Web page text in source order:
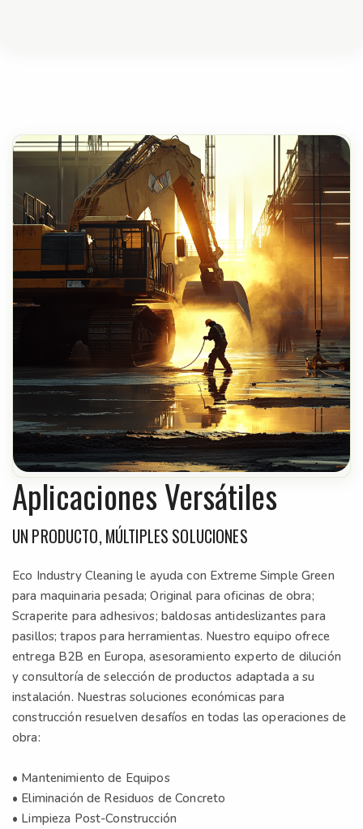
Aplicaciones Versátiles
UN PRODUCTO, MÚLTIPLES SOLUCIONES
Eco Industry Cleaning le ayuda con Extreme Simple Green
para maquinaria pesada; Original para oficinas de obra;
Scraperite para adhesivos; baldosas antideslizantes para
pasillos; trapos para herramientas. Nuestro equipo ofrece
entrega B2B en Europa, asesoramiento experto de dilución
y consultoría de selección de productos adaptada a su
instalación. Nuestras soluciones económicas para
construcción resuelven desafíos en todas las operaciones de
obra:
• Mantenimiento de Equipos
• Eliminación de Residuos de Concreto
• Limpieza Post-Construcción